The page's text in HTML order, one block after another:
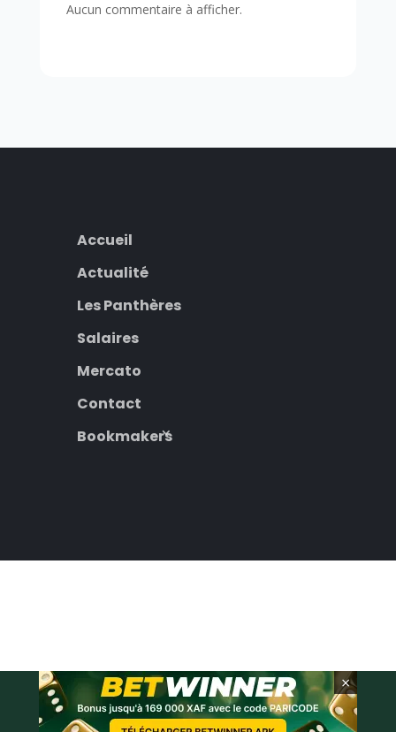
Aucun commentaire à afficher.
Accueil
Actualité
Les Panthères
Salaires
Mercato
Contact
Bookmakers
×